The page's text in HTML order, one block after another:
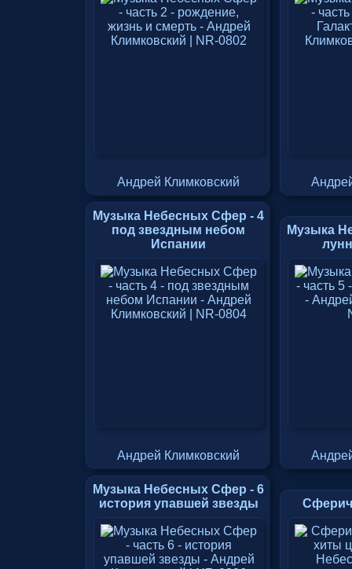
Андрей Климковский
Музыка Небесных Сфер - 4
под звездным небом
Испании
Андрей Климковский
Музыка
Музыка Небесных Сфер - 6
история упавшей звезды